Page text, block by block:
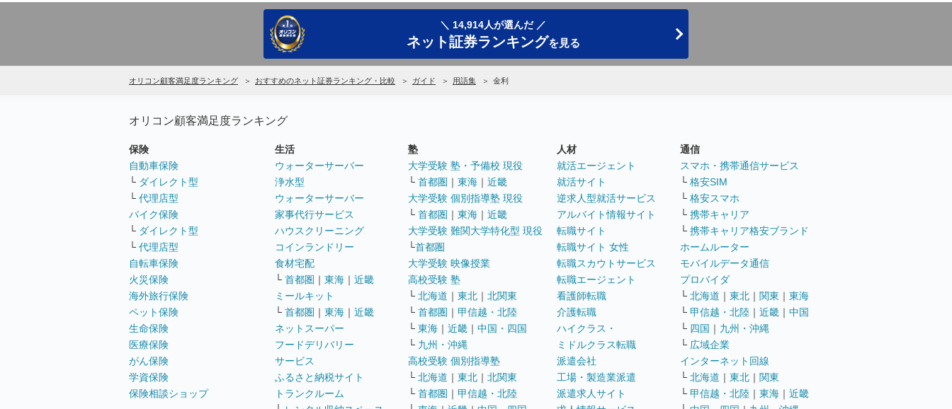
＼ 14,914人が選んだ ／
ネット証券ランキングを見る
オリコン顧客満足度ランキング おすすめのネット証券ランキング・比較 ガイド 用語集 金利
オリコン顧客満足度ランキング
保険
自動車保険
└ ダイレクト型
└ 代理店型
バイク保険
└ ダイレクト型
└ 代理店型
自転車保険
火災保険
海外旅行保険
ペット保険
生命保険
医療保険
がん保険
学資保険
保険相談ショップ
生活
ウォーターサーバー
浄水型
ウォーターサーバー
家事代行サービス
ハウスクリーニング
コインランドリー
食材宅配
└ 首都圏 ｜ 東海 ｜ 近畿
ミールキット
└ 首都圏 ｜ 東海 ｜ 近畿
ネットスーパー
フードデリバリー
サービス
ふるさと納税サイト
トランクルーム
塾
大学受験 塾・予備校 現役
└ 首都圏 ｜ 東海 ｜ 近畿
大学受験 個別指導塾 現役
└ 首都圏 ｜ 東海 ｜ 近畿
大学受験 難関大学特化型 現役
└首都圏
大学受験 映像授業
高校受験 塾
└ 北海道 ｜ 東北 ｜ 北関東
└ 首都圏 ｜ 甲信越・北陸
└ 東海 ｜ 近畿 ｜ 中国・四国
└ 九州・沖縄
高校受験 個別指導塾
└ 北海道 ｜ 東北 ｜ 北関東
└ 首都圏 ｜ 甲信越・北陸
人材
就活エージェント
就活サイト
逆求人型就活サービス
アルバイト情報サイト
転職サイト
転職サイト 女性
転職スカウトサービス
転職エージェント
看護師転職
介護転職
ハイクラス・
ミドルクラス転職
派遣会社
工場・製造業派遣
派遣求人サイト
通信
スマホ・携帯通信サービス
└ 格安SIM
└ 格安スマホ
└ 携帯キャリア
└ 携帯キャリア格安ブランド
ホームルーター
モバイルデータ通信
プロバイダ
└ 北海道 ｜ 東北 ｜ 関東 ｜ 東海
└ 甲信越・北陸 ｜ 近畿 ｜ 中国
└ 四国 ｜ 九州・沖縄
└ 広域企業
インターネット回線
└ 北海道 ｜ 東北 ｜ 関東
└ 甲信越・北陸 ｜ 東海 ｜ 近畿